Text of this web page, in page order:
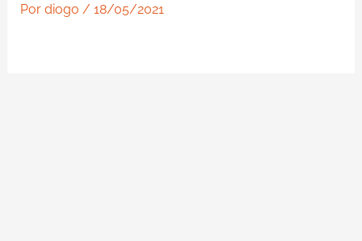
Pordiogo /18/05/2021